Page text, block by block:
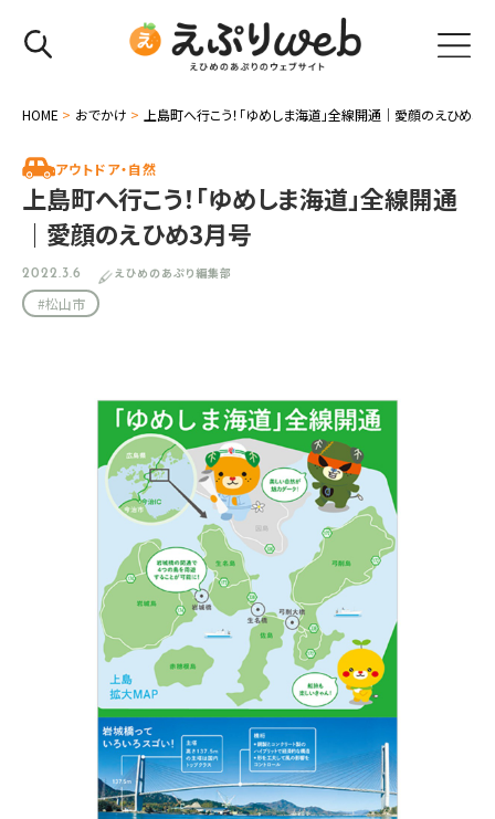
HOME > おでかけ > 上島町へ行こう！「ゆめしま海道」全線開通｜愛顔のえひめ3
アウトドア・自然
上島町へ行こう！「ゆめしま海道」全線開通
｜愛顔のえひめ3月号
2022.3.6 えひめのあぷり編集部
#松山市